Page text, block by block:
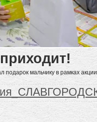
подарок мальчику в рамках